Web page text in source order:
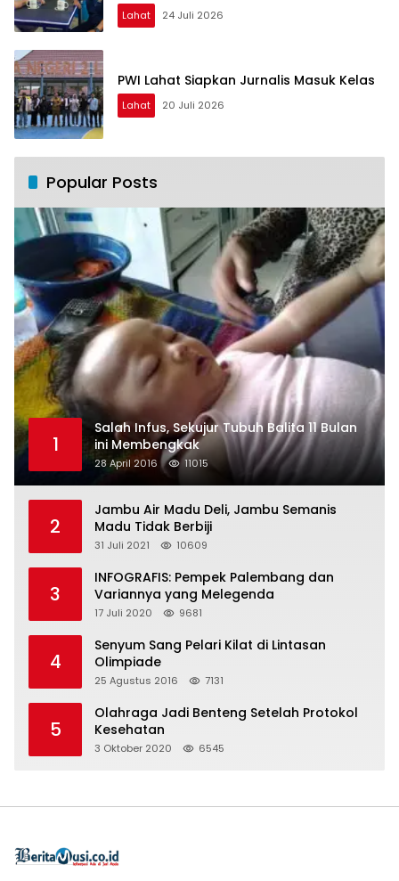
Lahat 24 Juli 2026
PWI Lahat Siapkan Jurnalis Masuk Kelas
Lahat 20 Juli 2026
Popular Posts
1
Salah Infus, Sekujur Tubuh Balita 11 Bulan
ini Membengkak
28 April 2016 11015
2
Jambu Air Madu Deli, Jambu Semanis
Madu Tidak Berbiji
31 Juli 2021 10609
3
INFOGRAFIS: Pempek Palembang dan
Variannya yang Melegenda
17 Juli 2020 9681
4
Senyum Sang Pelari Kilat di Lintasan
Olimpiade
25 Agustus 2016 7131
5
Olahraga Jadi Benteng Setelah Protokol
Kesehatan
3 Oktober 2020 6545